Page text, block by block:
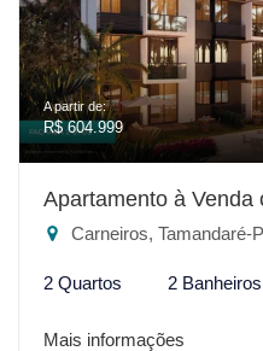
A partir de:
R$ 604.999
Apartamento à Venda
Carneiros, Tamandaré-
2 Quartos 2 Banheiros
Mais informações